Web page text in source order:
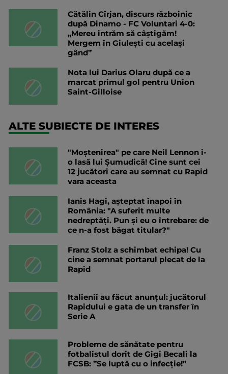
Cătălin Cîrjan, discurs războinic
după Dinamo - FC Voluntari 4-0:
„Mereu intrăm să câștigăm!
Mergem în Giulești cu același
gând”
Nota lui Darius Olaru după ce a
marcat primul gol pentru Union
Saint-Gilloise
ALTE SUBIECTE DE INTERES
"Moștenirea" pe care Neil Lennon i-
o lasă lui Șumudică! Cine sunt cei
12 jucători care au semnat cu Rapid
vara aceasta
Ianis Hagi, așteptat înapoi în
România: "A suferit multe
nedreptăți. Pun și eu o întrebare: de
ce n-a fost băgat titular?"
Franz Stolz a schimbat echipa! Cu
cine a semnat portarul plecat de la
Rapid
Italienii au făcut anunțul: jucătorul
Rapidului e gata de un transfer în
Serie A
Probleme de sănătate pentru
fotbalistul dorit de Gigi Becali la
FCSB: ”Se luptă cu o infecție!”